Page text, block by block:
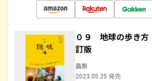
０９ 地球の歩き
訂版
島旅
2023.05.25 発売